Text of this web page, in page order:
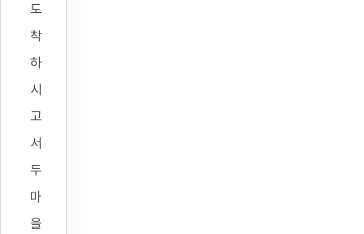
도
착
하
시
고
서
두
마
을